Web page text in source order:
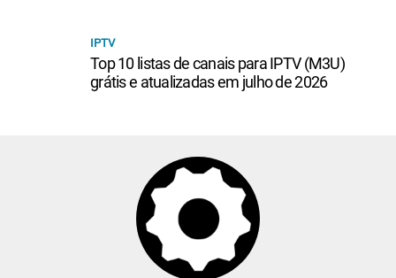
IPTV
Top 10 listas de canais para IPTV (M3U)
grátis e atualizadas em julho de 2026